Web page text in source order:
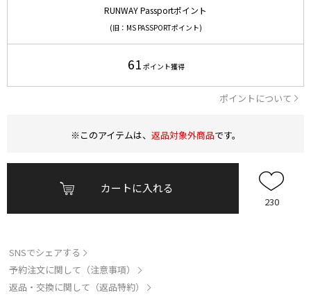
RUNWAY Passportポイント
(旧：MS PASSPORTポイント)
61 ポイント獲得
ポイントについて
※このアイテムは、 返品対象外商品です。
カートに入れる
230
SNSでシェアする
予約注文に関して（注意事項）
返品・交換に関して（返品特約）